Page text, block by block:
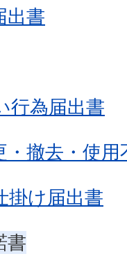
出書
行為届出書
・撤去・使用
掛け届出書
書